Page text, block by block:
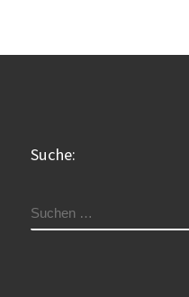
Suche:
SUCHE